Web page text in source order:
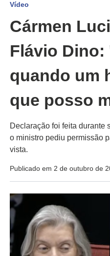
Vídeo
Cármen
Flávio
quando um
que posso
Declaração foi feita durante
o ministro pediu permissão
vista.
Publicado em 2 de outubro de